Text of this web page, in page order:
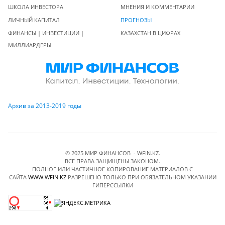
ШКОЛА ИНВЕСТОРА
ЛИЧНЫЙ КАПИТАЛ
ФИНАНСЫ | ИНВЕСТИЦИИ |
МИЛЛИАРДЕРЫ
МНЕНИЯ И КОММЕНТАРИИ
ПРОГНОЗЫ
КАЗАХСТАН В ЦИФРАХ
Архив за 2013-2019 годы
© 2025 МИР ФИНАНСОВ - WFIN.KZ.
ВСЕ ПРАВА ЗАЩИЩЕНЫ ЗАКОНОМ.
ПОЛНОЕ ИЛИ ЧАСТИЧНОЕ КОПИРОВАНИЕ МАТЕРИАЛОВ C
САЙТА WWW.WFIN.KZРАЗРЕШЕНО ТОЛЬКО ПРИ ОБЯЗАТЕЛЬНОМ УКАЗАНИИ
ГИПЕРССЫЛКИ